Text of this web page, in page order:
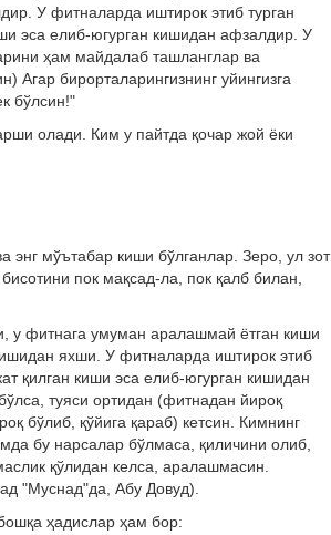
У фитналарда иштирок этиб турган
эса елиб-югурган кишидан афзалдир. У
ҳам майдалаб ташланглар ва
Агар бирорталарингизнинг уйингизга
бўлсин!"
олади. Ким у пайтда қочар жой ёки
мўътабар киши бўлганлар. Зеро, ул зот
пок мақсад-ла, пок қалб билан,
у фитнага умуман аралашмай ётган киши
яхши. У фитналарда иштирок этиб
қилган киши эса елиб‑югурган кишидан
туяси ортидан (фитнадан йироқ
бўлиб, қўйига қараб) кетсин. Кимнинг
бу нарсалар бўлмаса, қиличини олиб,
қўлидан келса, аралашмасин.
"Муснад"да, Абу Довуд).
ҳадислар ҳам бор: